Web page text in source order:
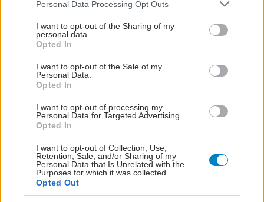
not limited to your visit or usage behaviour. You may click to
grant or deny consent to Google and its third-party tags to
use your data for below specified purposes in below Google
consent section.
Personal Data Processing Opt Outs
I want to opt-out of the Sharing of my
personal data.
Opted In
I want to opt-out of the Sale of my
Personal Data.
Opted In
I want to opt-out of processing my
Personal Data for Targeted Advertising.
Opted In
I want to opt-out of Collection, Use,
Retention, Sale, and/or Sharing of my
Personal Data that Is Unrelated with the
Purposes for which it was collected.
Opted Out
19η Μαΐου
στην Ουγγαρία
17 Σεπτεμβρίου
Επισκεπτών Υγείας